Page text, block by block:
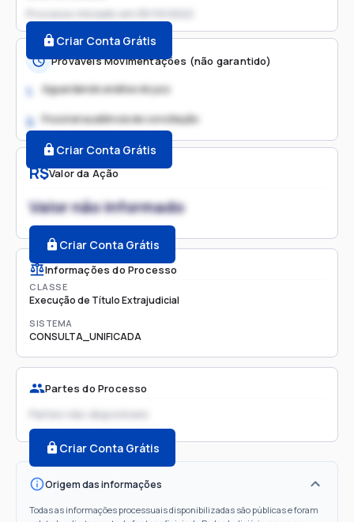
R$Valor da Ação
Valor não informado
Criar Conta Grátis
Informações do Processo
CLASSE
Execução de Título Extrajudicial
SISTEMA
CONSULTA_UNIFICADA
Partes do Processo
Partes não disponíveis
Criar Conta Grátis
Origem das informações
Todas as informações processuais disponibilizadas são públicas e foram
Processo iniciado em
Criar Conta Grátis
Prováveis Movimentações (não garantido)
1. Aguardando análise do juiz
2. Possível audiência de conciliação
Criar Conta Grátis